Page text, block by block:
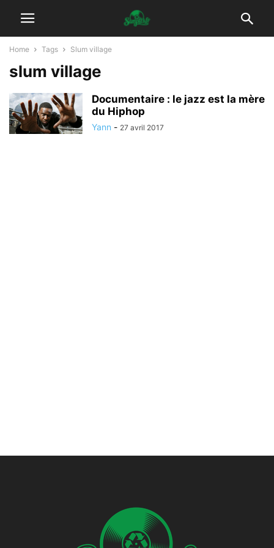
Home Tags Slum village
slum village
Documentaire : le jazz est la mère
du Hiphop
Yann - 27 avril 2017